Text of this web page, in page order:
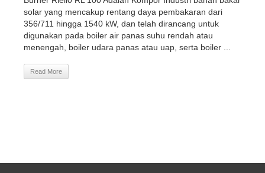
solar yang mencakup rentang daya pembakaran dari
356/711 hingga 1540 kW, dan telah dirancang untuk
digunakan pada boiler air panas suhu rendah atau
menengah, boiler udara panas atau uap, serta boiler ...
Read More